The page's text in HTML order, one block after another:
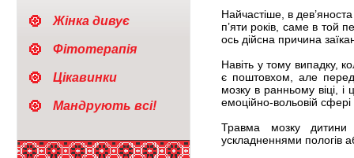
Жінка дивує
Фітотерапія
Цікавинки
Мандрують всі!
Найчастіше, в дев’яноста
п’яти років, саме в той
ось дійсна причина
Навіть у тому випадку,
є поштовхом, але
мозку в ранньому віці,
емоційно-вольовій сфері
Травма мозку дитини
ускладненнями пологів